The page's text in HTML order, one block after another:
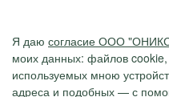
Я даю согласие ООО
моих данных: файлов
используемых мною
адреса и подобных — с